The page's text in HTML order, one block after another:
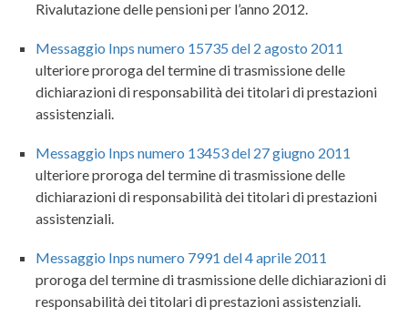
Rivalutazione delle pensioni per l’anno 2012.
Messaggio Inps numero 15735 del 2 agosto 2011
ulteriore proroga del termine di trasmissione delle
dichiarazioni di responsabilità dei titolari di prestazioni
assistenziali.
Messaggio Inps numero 13453 del 27 giugno 2011
ulteriore proroga del termine di trasmissione delle
dichiarazioni di responsabilità dei titolari di prestazioni
assistenziali.
Messaggio Inps numero 7991 del 4 aprile 2011
proroga del termine di trasmissione delle dichiarazioni di
responsabilità dei titolari di prestazioni assistenziali.